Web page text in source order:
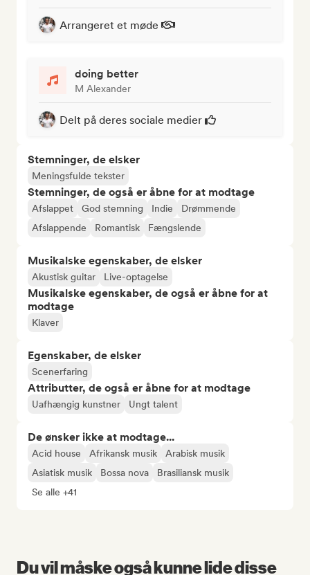
Arrangeret et møde
doing better
M Alexander
Delt på deres sociale medier
Stemninger, de elsker
Meningsfulde tekster
Stemninger, de også er åbne for at modtage
Afslappet God stemning Indie
Drømmende
Afslappende
Romantisk Fængslende
Musikalske egenskaber, de elsker
Akustisk guitar Live-optagelse
Musikalske egenskaber, de også er åbne for at
modtage
Klaver
Egenskaber, de elsker
Scenerfaring
Attributter, de også er åbne for at modtage
Uafhængig kunstner Ungt talent
De ønsker ikke at modtage...
Acid house Afrikansk musik
Arabisk musik
Asiatisk musik
Bossa nova
Brasiliansk musik
Se alle +41
Du vil måske også kunne lide disse